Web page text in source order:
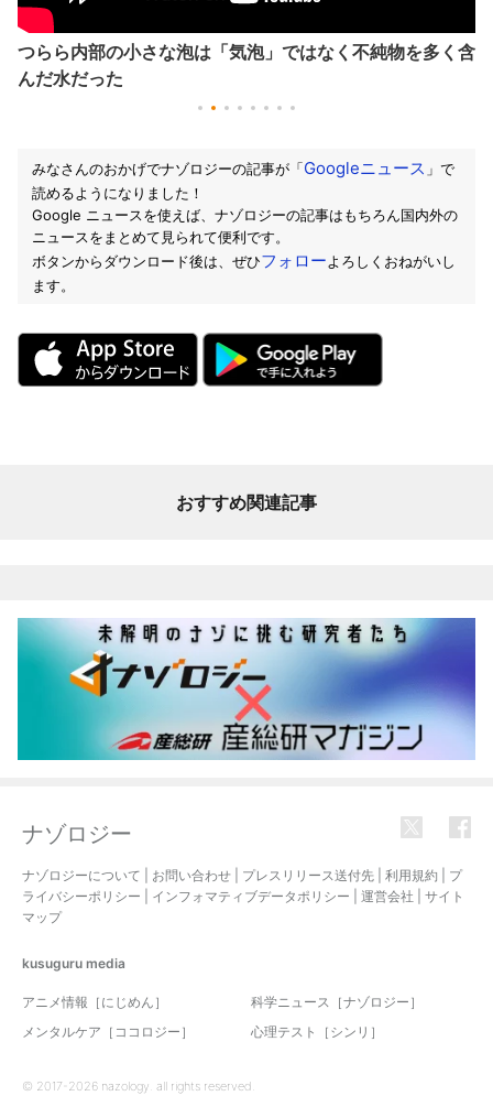
つらら内部の小さな泡は「気泡」ではなく不純物を多く含
んだ水だった
みなさんのおかげでナゾロジーの記事が「Googleニュース 」で
読めるようになりました！
Google ニュースを使えば、ナゾロジーの記事はもちろん国内外の
ニュースをまとめて見られて便利です。
ボタンからダウンロード後は、ぜひフォローよろしくおねがいし
ます。
おすすめ関連記事
ナゾロジー
ナゾロジーについて お問い合わせ プレスリリース送付先 利用規約
プ
ライバシーポリシー
インフォマティブデータポリシー 運営会社
サイト
マップ
kusuguru media
アニメ情報［にじめん］
科学ニュース［ナゾロジー］
メンタルケア［ココロジー］
心理テスト［シンリ］
© 2017-2026 nazology. all rights reserved.